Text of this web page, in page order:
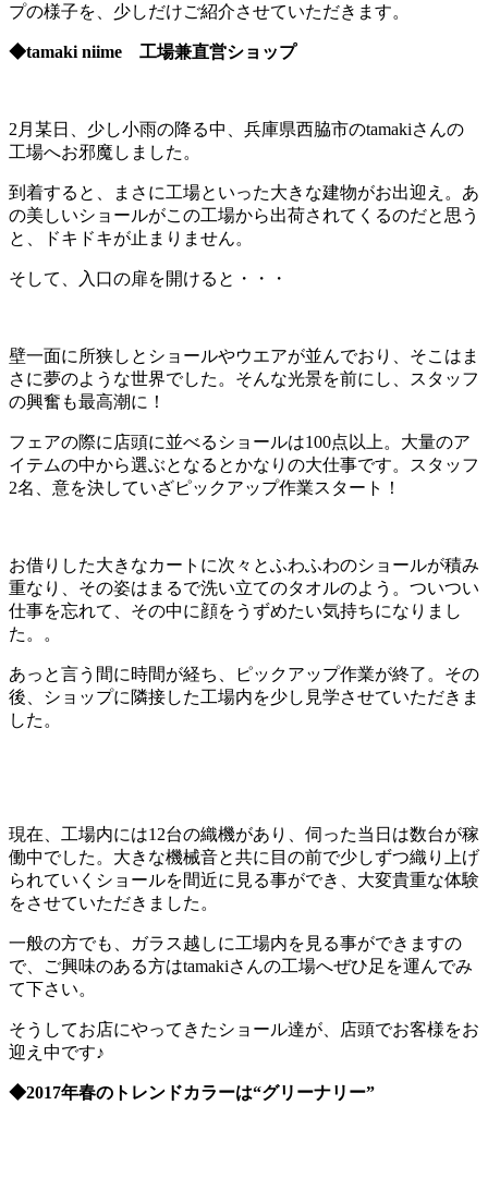
プの様子を、少しだけご紹介させていただきます。
◆tamaki niime 工場兼直営ショップ
2月某日、少し小雨の降る中、兵庫県西脇市のtamakiさんの
工場へお邪魔しました。
到着すると、まさに工場といった大きな建物がお出迎え。あ
の美しいショールがこの工場から出荷されてくるのだと思う
と、ドキドキが止まりません。
そして、入口の扉を開けると・・・
壁一面に所狭しとショールやウエアが並んでおり、そこはま
さに夢のような世界でした。そんな光景を前にし、スタッフ
の興奮も最高潮に！
フェアの際に店頭に並べるショールは100点以上。大量のア
イテムの中から選ぶとなるとかなりの大仕事です。スタッフ
2名、意を決していざピックアップ作業スタート！
お借りした大きなカートに次々とふわふわのショールが積み
重なり、その姿はまるで洗い立てのタオルのよう。ついつい
仕事を忘れて、その中に顔をうずめたい気持ちになりまし
た。。
あっと言う間に時間が経ち、ピックアップ作業が終了。その
後、ショップに隣接した工場内を少し見学させていただきま
した。
現在、工場内には12台の織機があり、伺った当日は数台が稼
働中でした。大きな機械音と共に目の前で少しずつ織り上げ
られていくショールを間近に見る事ができ、大変貴重な体験
をさせていただきました。
一般の方でも、ガラス越しに工場内を見る事ができますの
で、ご興味のある方はtamakiさんの工場へぜひ足を運んでみ
て下さい。
そうしてお店にやってきたショール達が、店頭でお客様をお
迎え中です♪
◆2017年春のトレンドカラーは“グリーナリー”